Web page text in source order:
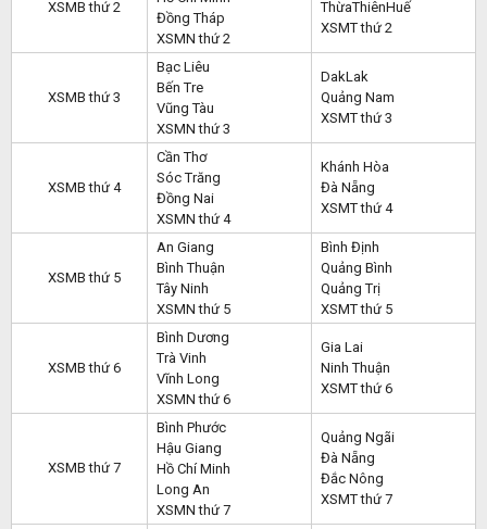
XSMB thứ 2
Đồng Tháp
XSMN thứ 2
ThừaThiênHuế
XSMT thứ 2
XSMB thứ 3
Bạc Liêu
Bến Tre
Vũng Tàu
XSMN thứ 3
DakLak
Quảng Nam
XSMT thứ 3
XSMB thứ 4
Cần Thơ
Sóc Trăng
Đồng Nai
XSMN thứ 4
Khánh Hòa
Đà Nẵng
XSMT thứ 4
XSMB thứ 5
An Giang
Bình Thuận
Tây Ninh
XSMN thứ 5
Bình Định
Quảng Bình
Quảng Trị
XSMT thứ 5
XSMB thứ 6
Bình Dương
Trà Vinh
Vĩnh Long
XSMN thứ 6
Gia Lai
Ninh Thuận
XSMT thứ 6
XSMB thứ 7
Bình Phước
Hậu Giang
Hồ Chí Minh
Long An
XSMN thứ 7
Quảng Ngãi
Đà Nẵng
Đắc Nông
XSMT thứ 7